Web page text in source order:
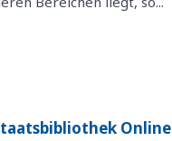
Online